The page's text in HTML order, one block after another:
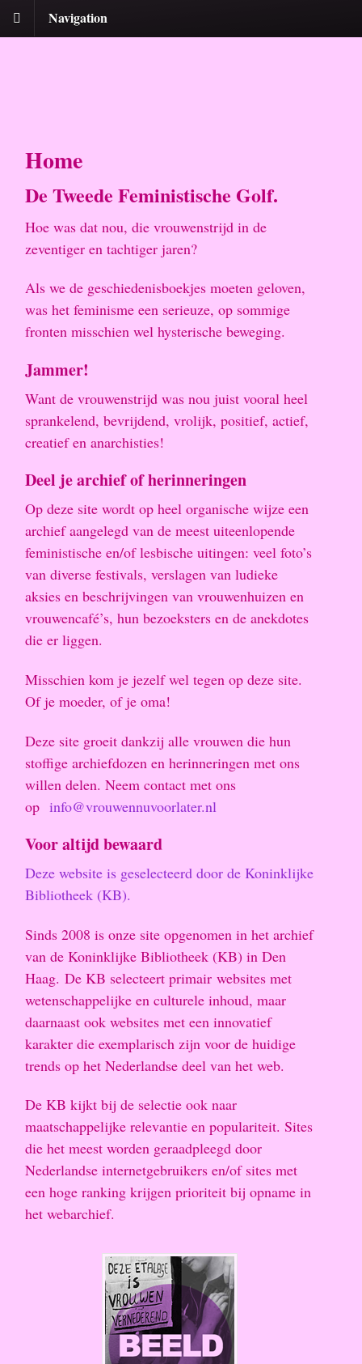
Navigation
Home
De Tweede Feministische Golf.
Hoe was dat nou, die vrouwenstrijd in de
zeventiger en tachtiger jaren?
Als we de geschiedenisboekjes moeten geloven,
was het feminisme een serieuze, op sommige
fronten misschien wel hysterische beweging.
Jammer!
Want de vrouwenstrijd was nou juist vooral heel
sprankelend, bevrijdend, vrolijk, positief, actief,
creatief en anarchisties!
Deel je archief of herinneringen
Op deze site wordt op heel organische wijze een
archief aangelegd van de meest uiteenlopende
feministische en/of lesbische uitingen: veel foto’s
van diverse festivals, verslagen van ludieke
aksies en beschrijvingen van vrouwenhuizen en
vrouwencafé’s, hun bezoeksters en de anekdotes
die er liggen.
Misschien kom je jezelf wel tegen op deze site.
Of je moeder, of je oma!
Deze site groeit dankzij alle vrouwen die hun
stoffige archiefdozen en herinneringen met ons
willen delen. Neem contact met ons
op info@vrouwennuvoorlater.nl
Voor altijd bewaard
Deze website is geselecteerd door de Koninklijke
Bibliotheek (KB).
Sinds 2008 is onze site opgenomen in het archief
van de Koninklijke Bibliotheek (KB) in Den
Haag. De KB selecteert primair websites met
wetenschappelijke en culturele inhoud, maar
daarnaast ook websites met een innovatief
karakter die exemplarisch zijn voor de huidige
trends op het Nederlandse deel van het web.
De KB kijkt bij de selectie ook naar
maatschappelijke relevantie en populariteit. Sites
die het meest worden geraadpleegd door
Nederlandse internetgebruikers en/of sites met
een hoge ranking krijgen prioriteit bij opname in
het webarchief.